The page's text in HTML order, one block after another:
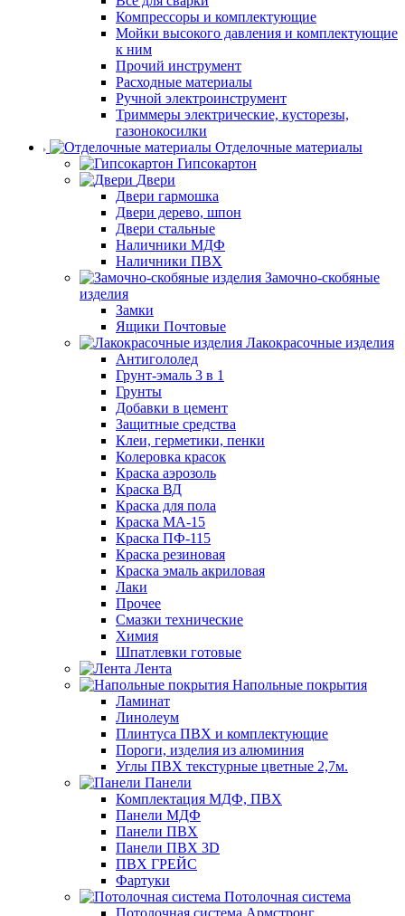
Компрессоры и комплектующие
Мойки высокого давления и комплектующие
к ним
Прочий инструмент
Расходные материалы
Ручной электроинструмент
Триммеры электрические, кусторезы,
газонокосилки
Отделочные материалы
Гипсокартон
Двери
Двери гармошка
Двери дерево, шпон
Двери стальные
Наличники МДФ
Наличники ПВХ
Замочно-скобяные
изделия
Замки
Ящики Почтовые
Лакокрасочные изделия
Антигололед
Грунт-эмаль 3 в 1
Грунты
Добавки в цемент
Защитные средства
Клеи, герметики, пенки
Колеровка красок
Краска аэрозоль
Краска ВД
Краска для пола
Краска МА-15
Краска ПФ-115
Краска резиновая
Краска эмаль акриловая
Лаки
Прочее
Смазки технические
Химия
Шпатлевки готовые
Лента
Напольные покрытия
Ламинат
Линолеум
Плинтуса ПВХ и комплектующие
Пороги, изделия из алюминия
Углы ПВХ текстурные цветные 2,7м.
Панели
Комплектация МДФ, ПВХ
Панели МДФ
Панели ПВХ
Панели ПВХ 3D
ПВХ ГРЕЙС
Фартуки
Потолочная система
Потолочная система Армстронг